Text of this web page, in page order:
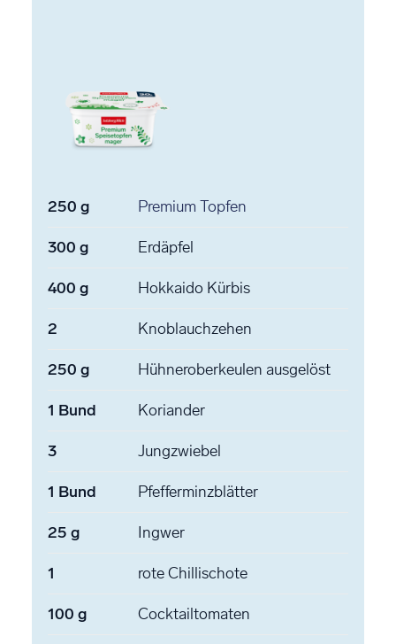
250 g Premium Topfen
300 g Erdäpfel
400 g Hokkaido Kürbis
2 Knoblauchzehen
250 g Hühneroberkeulen ausgelöst
1 Bund Koriander
3 Jungzwiebel
1 Bund Pfefferminzblätter
25 g Ingwer
1 rote Chillischote
100 g Cocktailtomaten